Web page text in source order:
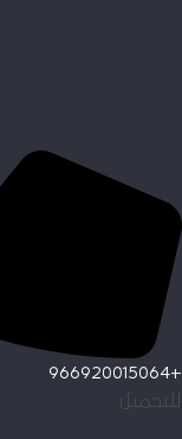
+966920015064
للتحميل